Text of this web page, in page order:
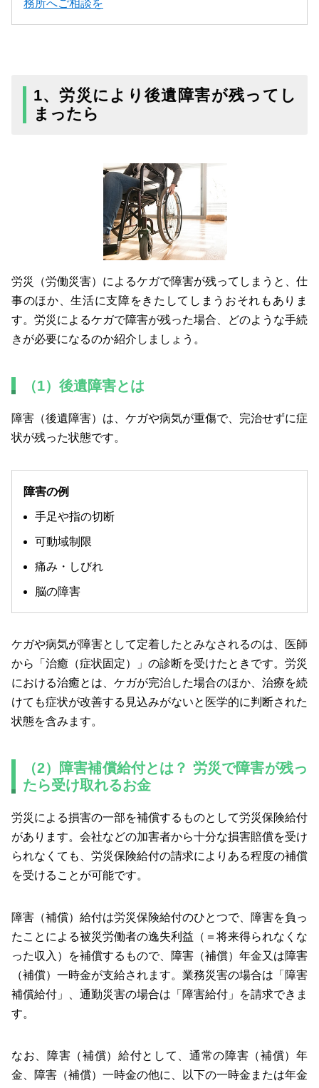
務所へご相談を
1、労災により後遺障害が残ってし
まったら
労災（労働災害）によるケガで障害が残ってしまうと、仕
事のほか、生活に支障をきたしてしまうおそれもありま
す。労災によるケガで障害が残った場合、どのような手続
きが必要になるのか紹介しましょう。
（1）後遺障害とは
障害（後遺障害）は、ケガや病気が重傷で、完治せずに症
状が残った状態です。
障害の例
手足や指の切断
可動域制限
痛み・しびれ
脳の障害
ケガや病気が障害として定着したとみなされるのは、医師
から「治癒（症状固定）」の診断を受けたときです。労災
における治癒とは、ケガが完治した場合のほか、治療を続
けても症状が改善する見込みがないと医学的に判断された
状態を含みます。
（2）障害補償給付とは？ 労災で障害が残っ
たら受け取れるお金
労災による損害の一部を補償するものとして労災保険給付
があります。会社などの加害者から十分な損害賠償を受け
られなくても、労災保険給付の請求によりある程度の補償
を受けることが可能です。
障害（補償）給付は労災保険給付のひとつで、障害を負っ
たことによる被災労働者の逸失利益（＝将来得られなくな
った収入）を補償するもので、障害（補償）年金又は障害
（補償）一時金が支給されます。業務災害の場合は「障害
補償給付」、通勤災害の場合は「障害給付」を請求できま
す。
なお、障害（補償）給付として、通常の障害（補償）年
金、障害（補償）一時金の他に、以下の一時金または年金